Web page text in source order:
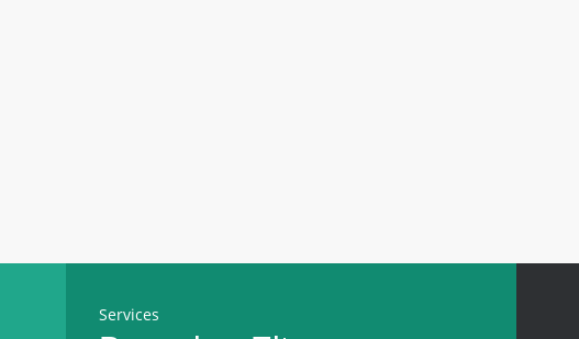
Services